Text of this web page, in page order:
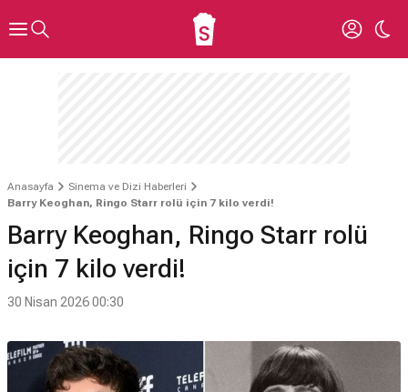
Anasayfa
Sinema ve Dizi Haberleri
Barry Keoghan, Ringo Starr rolü için 7 kilo verdi!
Barry Keoghan, Ringo Starr rolü
için 7 kilo verdi!
30 Nisan 2026 00:30